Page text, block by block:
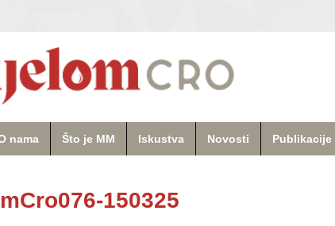
nama Što je MM Iskustva Novosti Publikacije
150325